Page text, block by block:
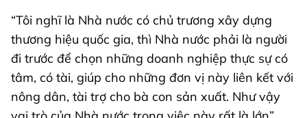
“Tôi nghĩ là Nhà nước có chủ trương xây dựng
thương hiệu quốc gia, thì Nhà nước phải là người
đi trước để chọn những doanh nghiệp thực sự có
tâm, có tài, giúp cho những đơn vị này liên kết với
nông dân, tài trợ cho bà con sản xuất. Như vậy